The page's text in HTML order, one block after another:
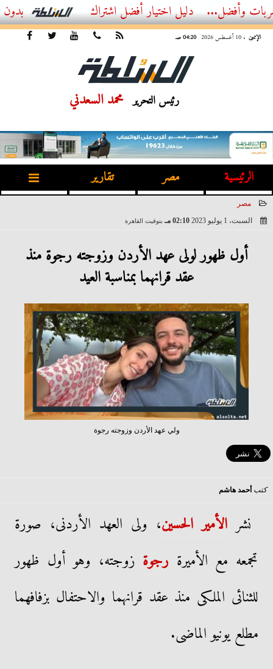
أفضل اشتراك IPTV بدون تقطيع 2026 – دليل المشاهد العصري
الإثنين ، 10 أغسطس 2026 04:20 صـ
رئيس التحرير محمد السعدني
الرئيسية مصر تقارير
مصر
السبت، 1 يوليو 2023
02:10 مـ بتوقيت القاهرة
أول ظهور لولى عهد الأردن وزوجته رجوة منذ
عقد قرانهما بمناسبة العيد
ولي عهد الأردن وزوجته رجوة
كتب أحمد هاشم
نشر الأمير الحسين، ولى العهد الأردنى، صورة
تجمعه مع الأميرة رجوة زوجته، وهو أول ظهور
للثنائى الملكى منذ عقد قرانهما والاحتفال بزفافهما
مطلع يونيو الماضى.